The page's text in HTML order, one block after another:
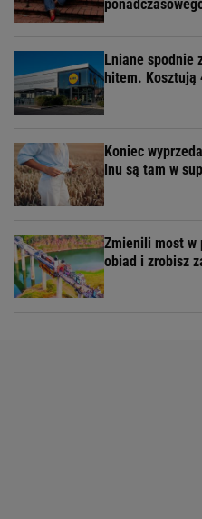
Lniane spodnie
hitem. Kosztują
Koniec
lnu są tam w
Zmienili most w
obiad i zrobisz